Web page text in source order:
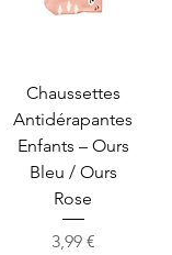
Chaussettes
Antidérapantes
Enfants – Ours
Bleu / Ours
Rose
Prix
3,99 €